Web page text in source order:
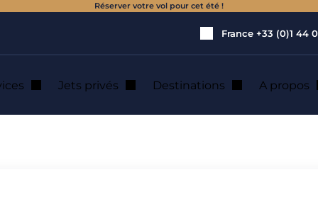
Réserver votre vol pour cet été !
France +33 (0)1 44
Jets privés Destinations A propos